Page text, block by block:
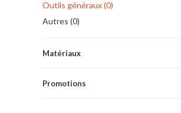
Outils généraux (0)
Autres (0)
Matériaux
Promotions